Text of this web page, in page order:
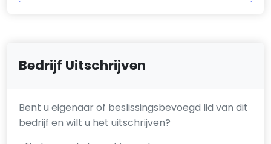
Bedrijf Uitschrijven
Bent u eigenaar of beslissingsbevoegd lid van dit
bedrijf en wilt u het uitschrijven?